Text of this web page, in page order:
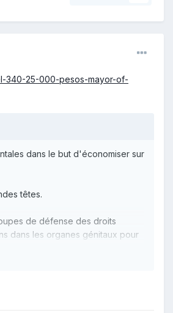
340-25-000-pesos-mayor-of-
dans le but d'économiser sur
têtes.
de défense des droits
dans les organes génitaux pour